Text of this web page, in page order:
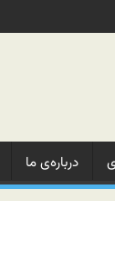
درباره‌ی ما‌